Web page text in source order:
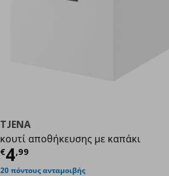
TJENA
κουτί αποθήκευσης με καπάκι
€4,99
Τρέχουσα τιμή
20 πόντους ανταμοιβής